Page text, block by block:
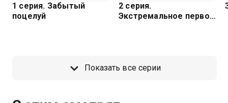
1 серия. Забытый
поцелуй
2 серия.
Экстремальное первое
Показать все серии